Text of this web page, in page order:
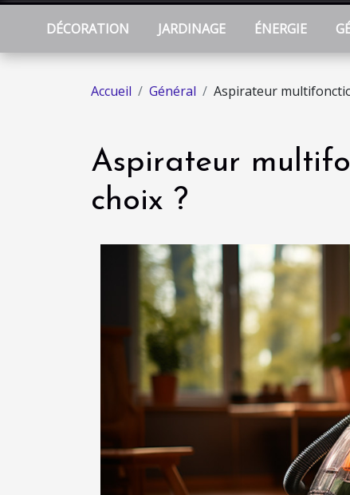
DÉCORATION JARDINAGE ÉNERGIE
Accueil Général Aspirateur
Aspirateur
choix ?